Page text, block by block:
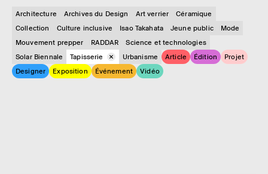
Architecture Archives du Design Art verrier
Céramique
Collection
Culture inclusive Isao Takahata Jeune public
Mode
Mouvement prepper
RADDAR
Science et technologies
Solar Biennale
Tapisserie Urbanisme Article Édition
Projet
Designer
Exposition Événement Vidéo